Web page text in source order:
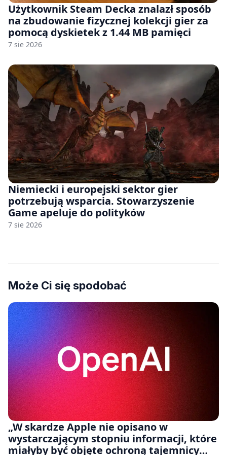
Użytkownik Steam Decka znalazł sposób
na zbudowanie fizycznej kolekcji gier za
pomocą dyskietek z 1.44 MB pamięci
7 sie 2026
Niemiecki i europejski sektor gier
potrzebują wsparcia. Stowarzyszenie
Game apeluje do polityków
7 sie 2026
Może Ci się spodobać
„W skardze Apple nie opisano w
wystarczającym stopniu informacji, które
miałyby być objęte ochroną tajemnicy